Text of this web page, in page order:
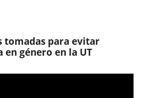
tomadas para evitar
en género en la UT